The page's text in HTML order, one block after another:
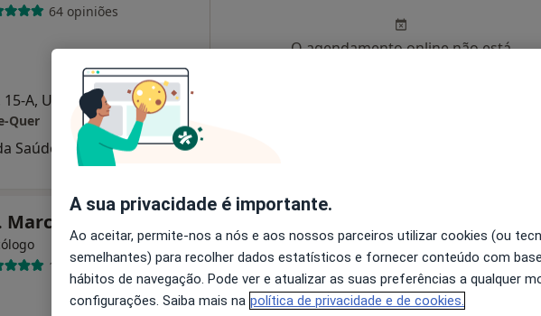
64 opiniões
Rua Vasco da Gama, 15-A, Urbaniz. Infantado, Loures • Mapa
Quer
Saúde 65 €
O agendamento online não está
Marco Oliveira
11 opiniões
7 Ago 8 Ago 9 Ago 10 Ago
O agendamento online não está
A sua privacidade é importante.
Ao aceitar, permite-nos a nós e aos nossos parceiros utilizar cookies (ou
semelhantes) para recolher dados estatísticos e fornecer conteúdo com
hábitos de navegação. Pode ver e atualizar as suas preferências a qualquer
configurações. Saiba mais na política de privacidade e de cookies.